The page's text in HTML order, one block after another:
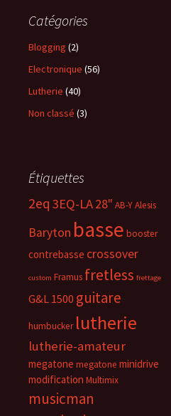
Catégories
Blogging (2)
Electronique (56)
Lutherie (40)
Non classé (3)
Étiquettes
2eq 3EQ-LA28" AB-YAlesis
Baryton basse booster
contrebasse crossover
custom Framus fretless frettage
G&L 1500 guitare
humbucker lutherie
lutherie-amateur
megatone megatone minidrive
modification Multimix
musicman